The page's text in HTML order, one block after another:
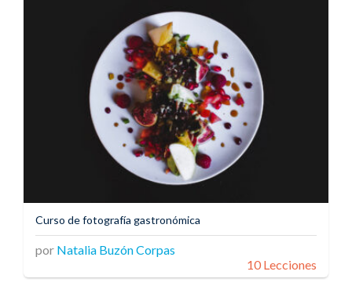
Curso de fotografía gastronómica
por Natalia Buzón Corpas
10 Lecciones